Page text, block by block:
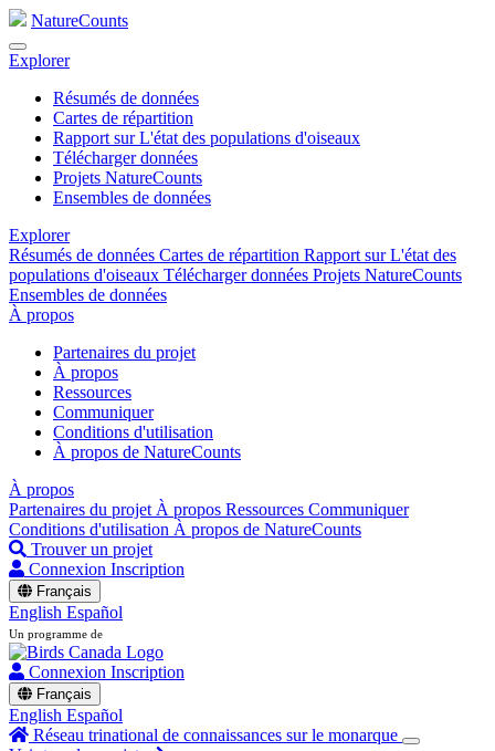
NatureCounts
Explorer
Résumés de données
Cartes de répartition
Rapport sur L'état des populations d'oiseaux
Télécharger données
Projets NatureCounts
Ensembles de données
Explorer
Résumés de données Cartes de répartition Rapport sur L'état des
populations d'oiseaux Télécharger données Projets NatureCounts
Ensembles de données
À propos
Partenaires du projet
À propos
Ressources
Communiquer
Conditions d'utilisation
À propos de NatureCounts
À propos
Partenaires du projet À propos Ressources Communiquer
Conditions d'utilisation À propos de NatureCounts
Trouver un projet
Connexion Inscription
Français
English Español
Un programme de
Connexion Inscription
Français
English Español
Réseau trinational de connaissances sur le monarque